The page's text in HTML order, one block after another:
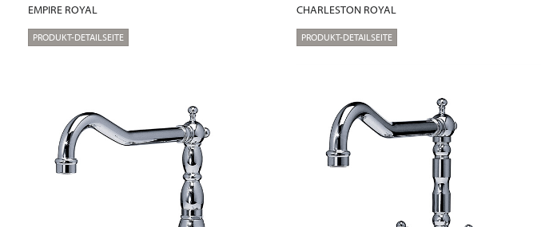
EMPIRE ROYAL
PRODUKT-DETAILSEITE
CHARLESTON ROYAL
PRODUKT-DETAILSEITE